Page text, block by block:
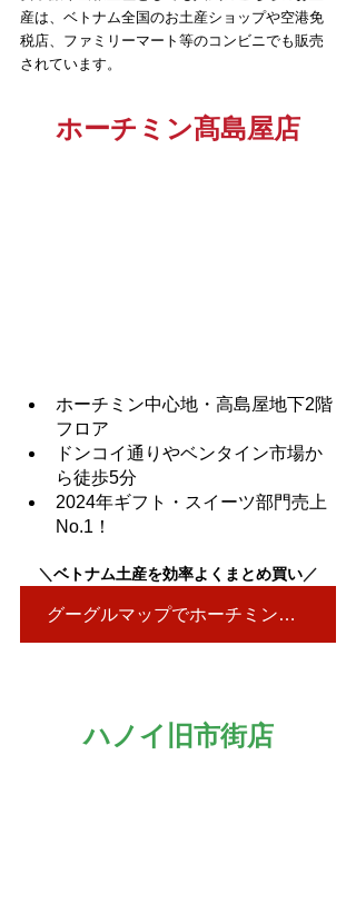
産は、ベトナム全国のお土産ショップや空港免
税店、ファミリーマート等のコンビニでも販売
されています。
ホーチミン髙島屋店
ホーチミン中心地・高島屋地下2階
フロア
ドンコイ通りやベンタイン市場か
ら徒歩5分
2024年ギフト・スイーツ部門売上
No.1！
＼ベトナム土産を効率よくまとめ買い／
グーグルマップでホーチミン店を見る▶
ハノイ旧市街店